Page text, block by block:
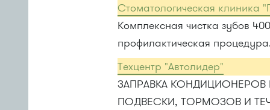
Стоматологическая клиника
Комплексная чистка зубов
профилактическая процедура.
Техцентр "Автолидер"
ЗАПРАВКА
ПОДВЕСКИ, ТОРМОЗОВ И